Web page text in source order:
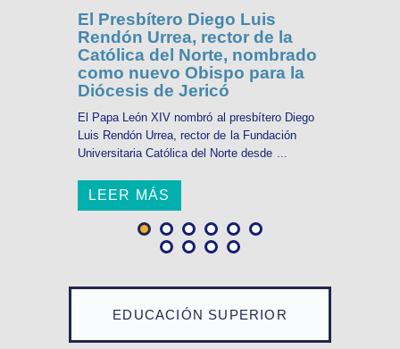
EDUCACIÓN SUPERIOR
El Presbítero Diego Luis
Rendón Urrea, rector de la
Católica del Norte, nombrado
como nuevo Obispo para la
Diócesis de Jericó
El Papa León XIV nombró al presbítero Diego
Luis Rendón Urrea, rector de la Fundación
Universitaria Católica del Norte desde ...
LEER MÁS